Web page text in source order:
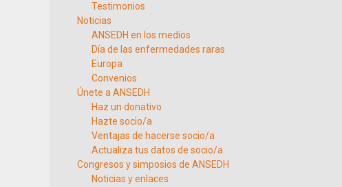
Testimonios
Noticias
ANSEDH en los medios
Día de las enfermedades raras
Europa
Convenios
Únete a ANSEDH
Haz un donativo
Hazte socio/a
Ventajas de hacerse socio/a
Actualiza tus datos de socio/a
Congresos y simposios de ANSEDH
Noticias y enlaces